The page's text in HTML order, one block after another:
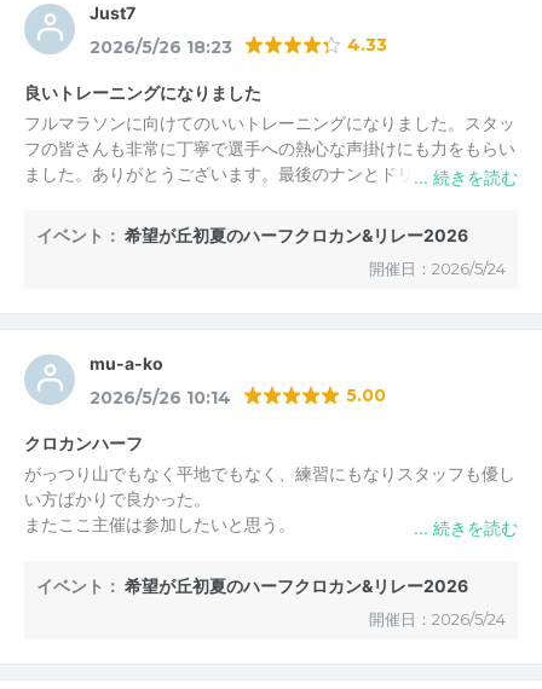
Just7
2026/5/26 18:23 4.33
良いトレーニングになりました
フルマラソンに向けてのいいトレーニングになりました。スタッ
フの皆さんも非常に丁寧で選手への熱心な声掛けにも力をもらい
ました。ありがとうございます。最後のナンとドリンクも美味し
イベント： 希望が丘初夏のハーフクロカン&リレー2026
開催日：2026/5/24
mu-a-ko
2026/5/26 10:14 5.00
クロカンハーフ
がっつり山でもなく平地でもなく、練習にもなりスタッフも優し
い方ばかりで良かった。
またここ主催は参加したいと思う。
イベント： 希望が丘初夏のハーフクロカン&リレー2026
開催日：2026/5/24